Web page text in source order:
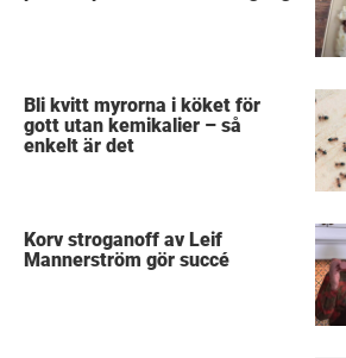
Bli kvitt myrorna i köket för
gott utan kemikalier – så
enkelt är det
Korv stroganoff av Leif
Mannerström gör succé